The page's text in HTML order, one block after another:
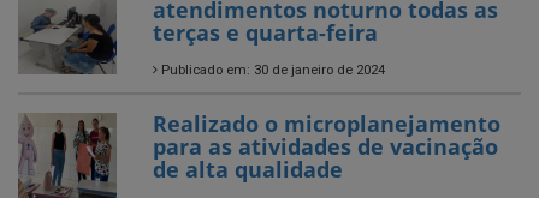
atendimentos noturno todas as
terças e quarta-feira
Publicado em: 30 de janeiro de 2024
Realizado o microplanejamento
para as atividades de vacinação
de alta qualidade